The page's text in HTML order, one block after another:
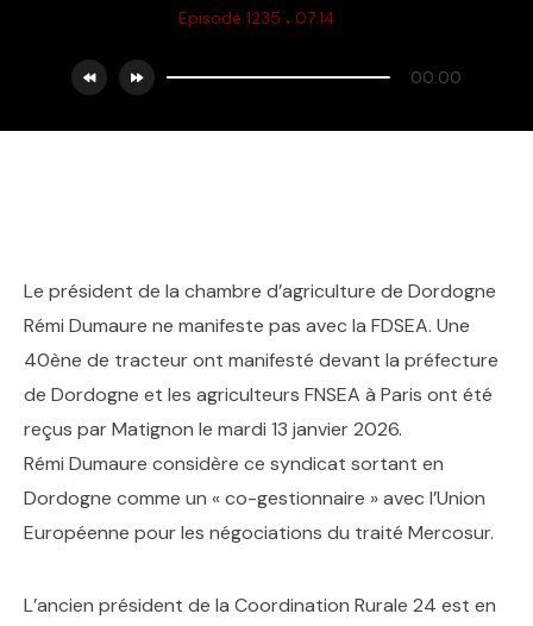
Episode 1235 . 07:14
00:00
Le président de la chambre d’agriculture de Dordogne
Rémi Dumaure ne manifeste pas avec la FDSEA. Une
40ène de tracteur ont manifesté devant la préfecture
de Dordogne et les agriculteurs FNSEA à Paris ont été
reçus par Matignon le mardi 13 janvier 2026.
Rémi Dumaure considère ce syndicat sortant en
Dordogne comme un « co-gestionnaire » avec l’Union
Européenne pour les négociations du traité Mercosur.
L’ancien président de la Coordination Rurale 24 est en